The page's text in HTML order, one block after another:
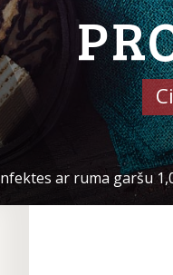
ar ruma garšu